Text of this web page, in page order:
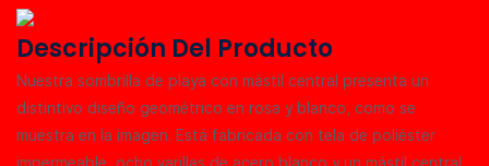
Descripción Del Producto
Nuestra sombrilla de playa con mástil central presenta un
distintivo diseño geométrico en rosa y blanco, como se
muestra en la imagen. Está fabricada con tela de poliéster